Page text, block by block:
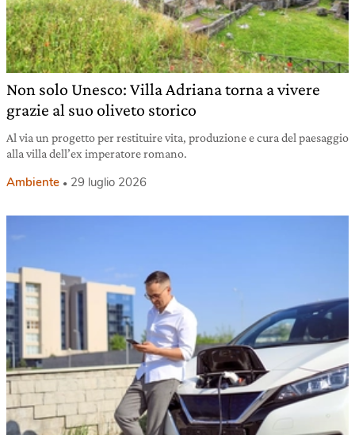
Non solo Unesco: Villa Adriana torna a vivere
grazie al suo oliveto storico
Al via un progetto per restituire vita, produzione e cura del paesaggio
alla villa dell’ex imperatore romano.
Ambiente 29 luglio 2026